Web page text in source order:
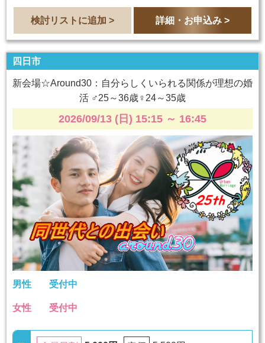
検討リストに追加 > 詳細・お申込み >
四日市
新会場☆Around30：自分らしくいられる関係が理想の婚
活 ♂25～36歳♀24～35歳
2026/09/13 (日) 15:15 ～ 16:45
男性 受付中
女性 受付中